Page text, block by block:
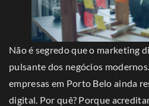
Não é segredo que o marketing
pulsante dos negócios
empresas em Porto Belo ainda
digital. Por quê? Porque